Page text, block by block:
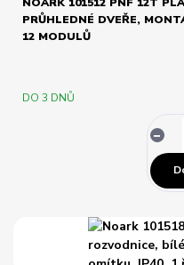
PRŮHLEDNÉ DVEŘE,
12 MODULŮ
DO 3 DNŮ